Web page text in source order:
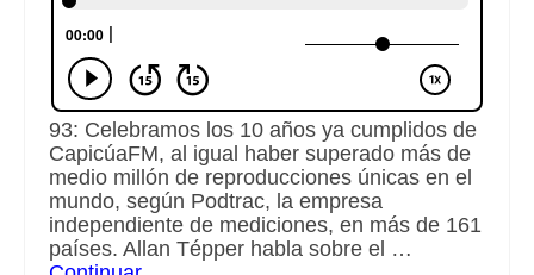
Glosariocastellano.com
Donaciones
Publicidad
Advertising
93: Celebramos los 10 años ya cumplidos de
CapicúaFM, al igual haber superado más de
medio millón de reproducciones únicas en el
mundo, según Podtrac, la empresa
independiente de mediciones, en más de 161
países. Allan Tépper habla sobre el …